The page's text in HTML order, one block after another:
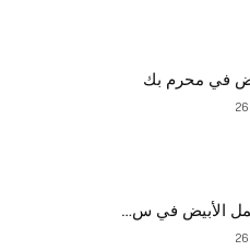
في محرم بك
الأبيض في س…